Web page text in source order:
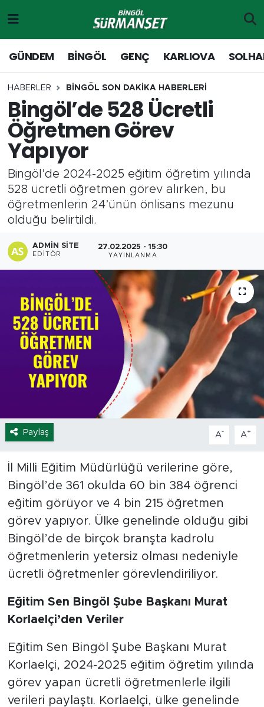
GÜNDEM BİNGÖL GENÇ KARLIOVA
HABERLER BİNGÖL SON DAKİKA HABERLERİ
Bingöl’de 528 Ücretli
Öğretmen Görev
Yapıyor
Bingöl’de 2024-2025 eğitim öğretim yılında
528 ücretli öğretmen görev alırken, bu
öğretmenlerin 24’ünün önlisans mezunu
olduğu belirtildi.
ADMIN SITE
EDITÖR
27.02.2025 - 15:30
YAYINLANMA
Paylaş A- A+
İl Milli Eğitim Müdürlüğü verilerine göre,
Bingöl’de 361 okulda 60 bin 384 öğrenci
eğitim görüyor ve 4 bin 215 öğretmen
görev yapıyor. Ülke genelinde olduğu gibi
Bingöl’de de birçok branşta kadrolu
öğretmenlerin yetersiz olması nedeniyle
ücretli öğretmenler görevlendiriliyor.
Eğitim Sen Bingöl Şube Başkanı Murat
Korlaelçi’den Veriler
Eğitim Sen Bingöl Şube Başkanı Murat
Korlaelçi, 2024-2025 eğitim öğretim yılında
görev yapan ücretli öğretmenlerle ilgili
verileri paylaştı. Korlaelçi, ülke genelinde
Genç
Solhan
Karlıova
Adaklı-Kiğı
Yayladere-Yedisu
MD Prestij Dergisi
Siyaset
Yaşam
Sağlık
Eğitim
Hava Durumu
Tavz Der
Bingöl Kaza Haberleri
Merkez Hava Durumu
Merkez Trafik Yoğunluk Haritası
Süper Lig Puan Durumu ve Fikstür
Tüm Manşetler
Son Dakika Haberleri
Haber Arşivi